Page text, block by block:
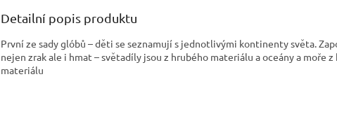
Detailní popis produktu
První ze sady glóbů – děti se seznamují s jednotlivými kontinenty světa.
nejen zrak ale i hmat – světadíly jsou z hrubého materiálu a oceány a moře z
materiálu